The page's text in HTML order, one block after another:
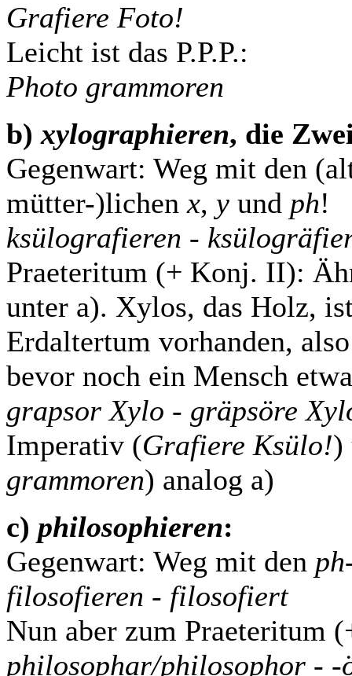
Grafiere Foto!
Leicht ist das P.P.P.:
Photo grammoren
b)xylographieren, die
Gegenwart: Weg mit den
mütter-)lichenx, y und ph!
ksülografieren -
Praeteritum (+ Konj. II):
unter a). Xylos, das Holz,
Erdaltertum vorhanden,
bevor noch ein Mensch
grapsor Xylo - gräpsöre
Imperativ (Grafiere Ksülo!)
grammoren) analog a)
c) philosophieren:
Gegenwart: Weg mit den ph
filosofieren - filosofiert
Nun aber zum Praeteritum
philosophar/philosophor - -